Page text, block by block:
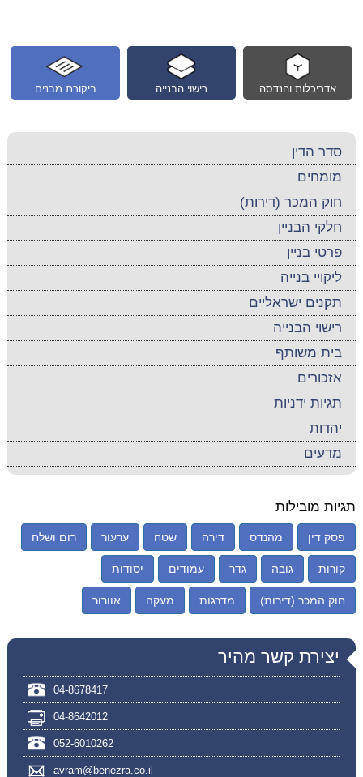
ביקורת מבנים רישוי הבנייה אדריכלות והנדסה
סדר הדין
מומחים
חוק המכר (דירות)
חלקי הבניין
פרטי בניין
ליקויי בנייה
תקנים ישראליים
רישוי הבנייה
בית משותף
אזכורים
תגיות ידניות
יהדות
מדעים
תגיות מובילות
פסק דין מהנדס דירה שטח ערעור רום ושלח
קורות גובה גדר עמודים יסודות
חוק המכר (דירות) מדרגות מעקה אוורור
יצירת קשר מהיר
04-8678417
04-8642012
052-6010262
avram@benezra.co.il